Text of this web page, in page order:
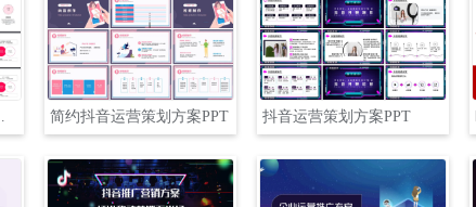
简约抖音运营策划方案PPT 抖音运营策划方案PPT